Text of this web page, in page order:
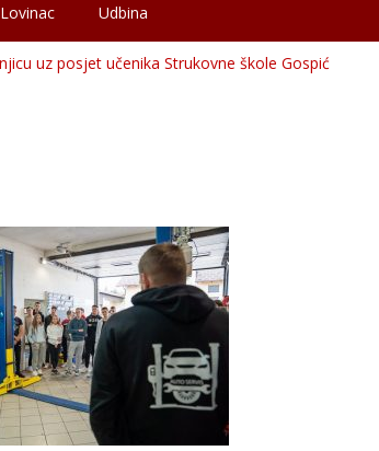
Lovinac Udbina
uz posjet učenika Strukovne škole Gospić